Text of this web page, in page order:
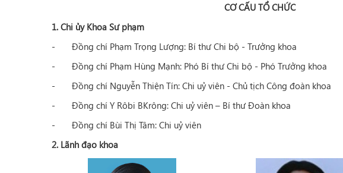
CƠ CẤU TỔ CHỨC
1. Chi ủy Khoa Sư phạm
- Đồng chí Phạm Trọng Lượng: Bí thư Chi bộ - Trưởng khoa
- Đồng chí Phạm Hùng Mạnh: Phó Bí thư Chi bộ - Phó Trưởng khoa
- Đồng chí Nguyễn Thiện Tín: Chi uỷ viên - Chủ tịch Công đoàn khoa
- Đồng chí Y Rôbi BKrông: Chi uỷ viên – Bí thư Đoàn khoa
- Đồng chí Bùi Thị Tâm: Chi uỷ viên
2. Lãnh đạo khoa